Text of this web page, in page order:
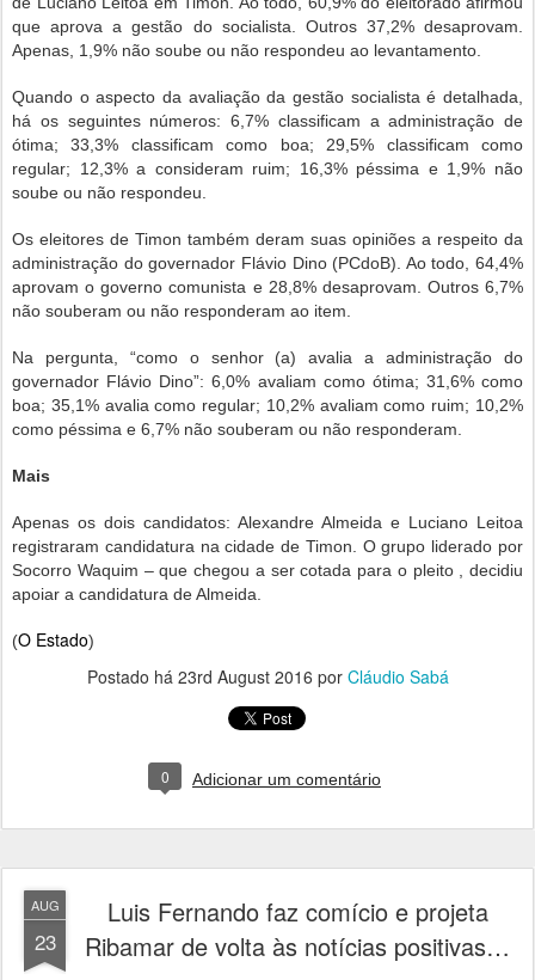
que aprova a gestão do socialista. Outros 37,2% desaprovam.
Apenas, 1,9% não soube ou não respondeu ao levantamento.
Quando o aspecto da avaliação da gestão socialista é detalhada,
há os seguintes números: 6,7% classificam a administração de
ótima; 33,3% classificam como boa; 29,5% classificam como
regular; 12,3% a consideram ruim; 16,3% péssima e 1,9% não
soube ou não respondeu.
Os eleitores de Timon também deram suas opiniões a respeito da
administração do governador Flávio Dino (PCdoB). Ao todo, 64,4%
aprovam o governo comunista e 28,8% desaprovam. Outros 6,7%
não souberam ou não responderam ao item.
Na pergunta, “como o senhor (a) avalia a administração do
governador Flávio Dino”: 6,0% avaliam como ótima; 31,6% como
boa; 35,1% avalia como regular; 10,2% avaliam como ruim; 10,2%
como péssima e 6,7% não souberam ou não responderam.
Mais
Apenas os dois candidatos: Alexandre Almeida e Luciano Leitoa
registraram candidatura na cidade de Timon. O grupo liderado por
Socorro Waquim – que chegou a ser cotada para o pleito ­, decidiu
apoiar a candidatura de Almeida.
(O Estado)
Postado há 23rd August 2016 por Cláudio Sabá
0 Adicionar um comentário
AUG
23
Luis Fernando faz comício e projeta
Ribamar de volta às notícias positivas…